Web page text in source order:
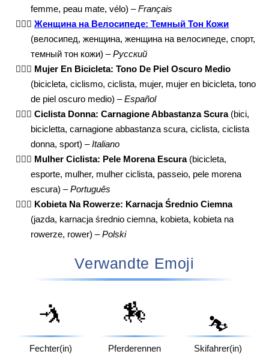
femme, peau mate, vélo) –Français
🚴🏾‍♀️ Женщина на Велосипеде: Темный Тон Кожи
(велосипед, женщина, женщина на велосипеде, спорт,
темный тон кожи) –Русский
🚴🏾‍♀️ Mujer En Bicicleta: Tono De Piel Oscuro Medio
(bicicleta, ciclismo, ciclista, mujer, mujer en bicicleta, tono
de piel oscuro medio) –Español
🚴🏾‍♀️ Ciclista Donna: Carnagione Abbastanza Scura(bici,
bicicletta, carnagione abbastanza scura, ciclista, ciclista
donna, sport) –Italiano
🚴🏾‍♀️ Mulher Ciclista: Pele Morena Escura(bicicleta,
esporte, mulher, mulher ciclista, passeio, pele morena
escura) –Português
🚴🏾‍♀️ Kobieta Na Rowerze: Karnacja Średnio Ciemna
(jazda, karnacja średnio ciemna, kobieta, kobieta na
rowerze, rower) –Polski
Verwandte Emoji
🤺
Fechter(in)
🏇
Pferderennen
⛷️
Skifahrer(in)